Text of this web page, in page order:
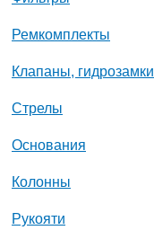
Ремкомплекты
Клапаны, гидрозамки
Стрелы
Основания
Колонны
Рукояти